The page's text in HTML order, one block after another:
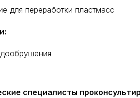
для переработки пластмасс
специалисты